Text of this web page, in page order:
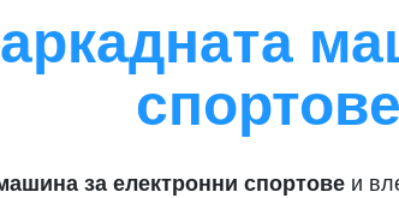
функции: зареждане, гласови
изкупуване и бърза
на инвестицията ✅ Покрива
време, тя
аркадната
спортове
за електронни спортове и